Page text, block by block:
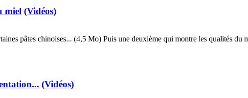
miel (Vidéos)
pâtes chinoises... (4,5 Mo) Puis une deuxième qui montre les qualités du
(Vidéos)